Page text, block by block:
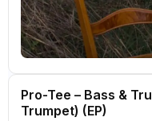
Pro-Tee – Bass &
Trumpet) (EP)